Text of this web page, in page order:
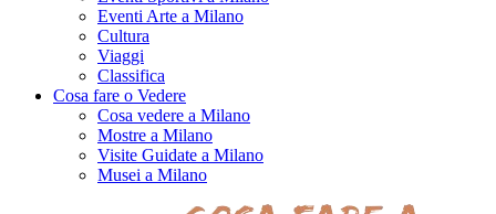
Eventi Arte a Milano
Cultura
Viaggi
Classifica
Cosa fare o Vedere
Cosa vedere a Milano
Mostre a Milano
Visite Guidate a Milano
Musei a Milano